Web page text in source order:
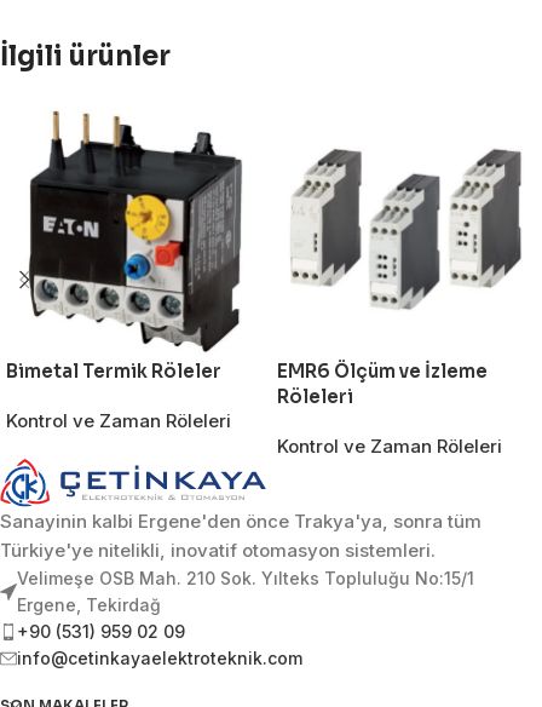
İlgili ürünler
Bimetal Termik Röleler
Kontrol ve Zaman Röleleri
EMR6 Ölçüm ve İzleme
Röleleri
Kontrol ve Zaman Röleleri
Sanayinin kalbi Ergene'den önce Trakya'ya, sonra tüm
Türkiye'ye nitelikli, inovatif otomasyon sistemleri.
Velimeşe OSB Mah. 210 Sok. Yılteks Topluluğu No:15/1
Ergene, Tekirdağ
+90 (531) 959 02 09
info@cetinkayaelektroteknik.com